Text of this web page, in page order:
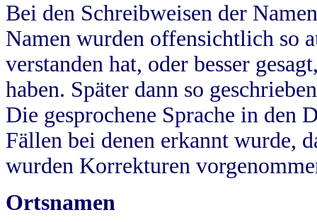
Bei den Schreibweisen der
Namen wurden offensichtlich so
verstanden hat, oder besser
haben. Später dann so
Die gesprochene Sprache in
Fällen bei denen erkannt wurde,
wurden Korrekturen
Ortsnamen